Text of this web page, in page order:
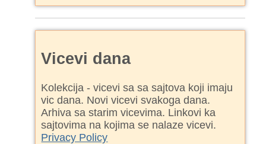
Vicevi dana
Kolekcija - vicevi sa sa sajtova koji imaju
vic dana. Novi vicevi svakoga dana.
Arhiva sa starim vicevima. Linkovi ka
sajtovima na kojima se nalaze vicevi.
Privacy Policy